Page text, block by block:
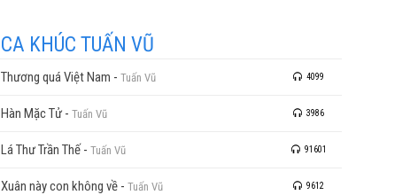
CA KHÚC TUẤN VŨ
Thương quá Việt Nam - Tuấn Vũ 4099
Hàn Mặc Tử - Tuấn Vũ 3986
Lá Thư Trần Thế- Tuấn Vũ 91601
Xuân này con không về - Tuấn Vũ 9612